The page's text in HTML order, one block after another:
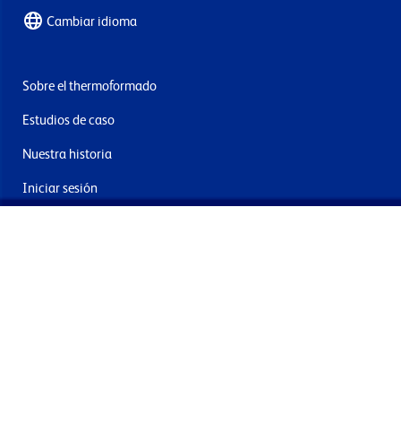
Cambiar idioma
Sobre el thermoformado
Estudios de caso
Nuestra historia
Iniciar sesión